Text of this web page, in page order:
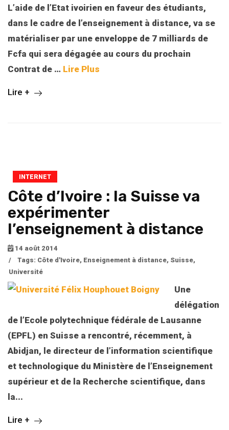
L’aide de l’Etat ivoirien en faveur des étudiants,
dans le cadre de l’enseignement à distance, va se
matérialiser par une enveloppe de 7 milliards de
Fcfa qui sera dégagée au cours du prochain
Contrat de … Lire Plus
Lire +
INTERNET
Côte d’Ivoire : la Suisse va
expérimenter
l’enseignement à distance
14 août 2014
/
Tags: Côte d'Ivoire, Enseignement à distance, Suisse,
Université
Une
délégation
de l’Ecole polytechnique fédérale de Lausanne
(EPFL) en Suisse a rencontré, récemment, à
Abidjan, le directeur de l’information scientifique
et technologique du Ministère de l’Enseignement
supérieur et de la Recherche scientifique, dans
la...
Lire +